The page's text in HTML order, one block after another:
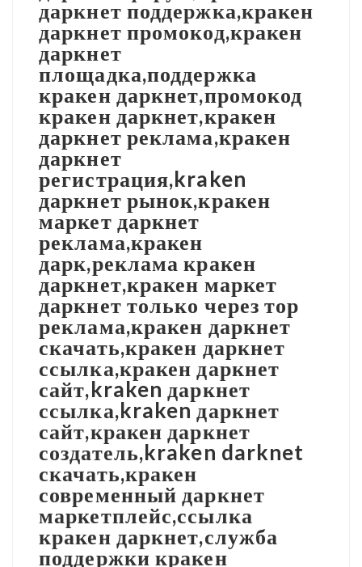
даркнет поддержка,кракен
даркнет промокод,кракен
даркнет
площадка,поддержка
кракен даркнет,промокод
кракен даркнет,кракен
даркнет реклама,кракен
даркнет
регистрация,kraken
даркнет рынок,кракен
маркет даркнет
реклама,кракен
дарк,реклама кракен
даркнет,кракен маркет
даркнет только через тор
реклама,кракен даркнет
скачать,кракен даркнет
ссылка,кракен даркнет
сайт,kraken даркнет
ссылка,kraken даркнет
сайт,кракен даркнет
создатель,kraken darknet
скачать,кракен
современный даркнет
маркетплейс,ссылка
кракен даркнет,служба
поддержки кракен